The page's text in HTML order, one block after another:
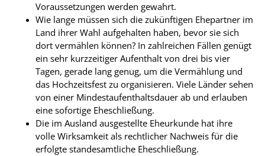
Voraussetzungen werden gewahrt.
Wie lange müssen sich die zukünftigen Ehepartner im
Land ihrer Wahl aufgehalten haben, bevor sie sich
dort vermählen können? In zahlreichen Fällen genügt
ein sehr kurzzeitiger Aufenthalt von drei bis vier
Tagen, gerade lang genug, um die Vermählung und
das Hochzeitsfest zu organisieren. Viele Länder sehen
von einer Mindestaufenthaltsdauer ab und erlauben
eine sofortige Eheschließung.
Die im Ausland ausgestellte Eheurkunde hat ihre
volle Wirksamkeit als rechtlicher Nachweis für die
erfolgte standesamtliche Eheschließung.